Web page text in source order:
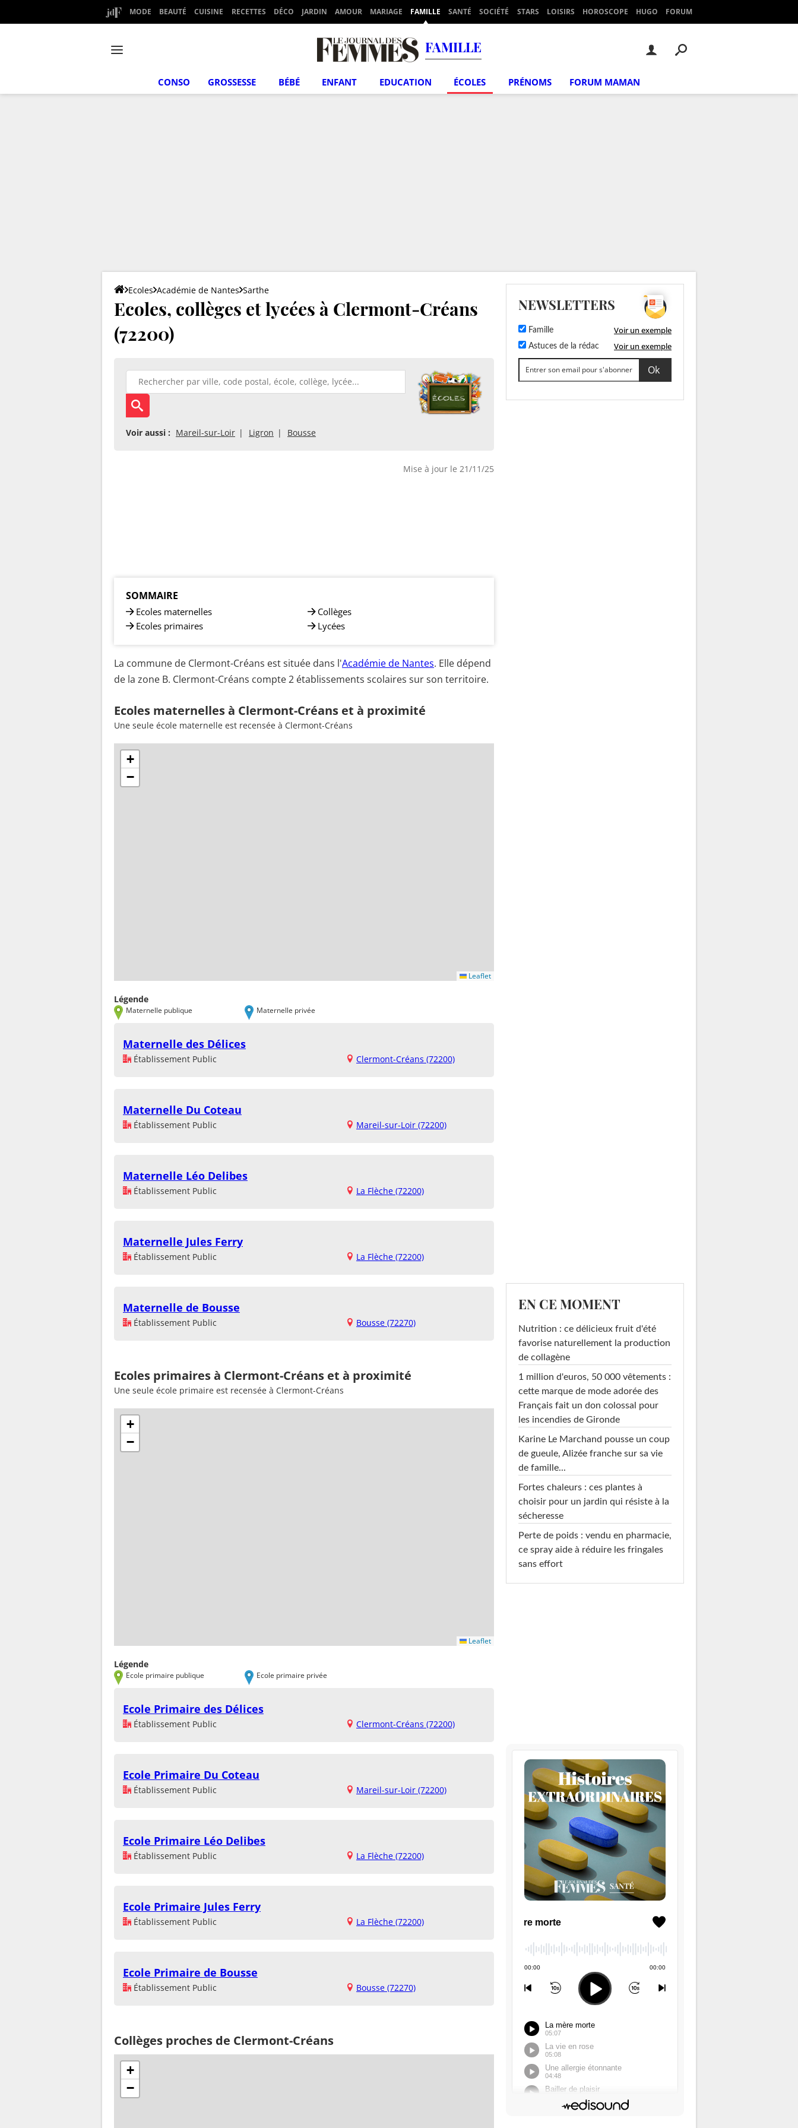
MODE BEAUTÉ CUISINE RECETTES DÉCO JARDIN AMOUR MARIAGE FAMILLE SANTÉ SOCIÉTÉ STARS LOISIRS HOROSCOPE HUGO FORUM
FAMILLE
CONSO GROSSESSE BÉBÉ ENFANT EDUCATION ÉCOLES PRÉNOMS FORUM MAMAN
Ecoles Académie de Nantes Sarthe
Ecoles, collèges et lycées à Clermont-Créans
(72200)
Voir aussi : Mareil-sur-Loir Ligron Bousse
Mise à jour le 21/11/25
SOMMAIRE
Ecoles maternelles
Ecoles primaires
Collèges
Lycées
La commune de Clermont-Créans est située dans l'Académie de Nantes. Elle dépend
de la zone B. Clermont-Créans compte 2 établissements scolaires sur son territoire.
Ecoles maternelles à Clermont-Créans et à proximité
Une seule école maternelle est recensée à Clermont-Créans
+
−
Leaflet
Légende
Maternelle publique Maternelle privée
Maternelle des Délices
Établissement Public Clermont-Créans (72200)
Maternelle Du Coteau
Établissement Public Mareil-sur-Loir (72200)
Maternelle Léo Delibes
Établissement Public La Flèche (72200)
Maternelle Jules Ferry
Établissement Public La Flèche (72200)
Maternelle de Bousse
Établissement Public Bousse (72270)
Ecoles primaires à Clermont-Créans et à proximité
Une seule école primaire est recensée à Clermont-Créans
+
−
Leaflet
Légende
Ecole primaire publique Ecole primaire privée
Ecole Primaire des Délices
Établissement Public Clermont-Créans (72200)
Ecole Primaire Du Coteau
Établissement Public Mareil-sur-Loir (72200)
Ecole Primaire Léo Delibes
Établissement Public La Flèche (72200)
Ecole Primaire Jules Ferry
Établissement Public La Flèche (72200)
Ecole Primaire de Bousse
Établissement Public Bousse (72270)
Collèges proches de Clermont-Créans
+
−
NEWSLETTERS
Famille Voir un exemple
Astuces de la rédac Voir un exemple
EN CE MOMENT
Nutrition : ce délicieux fruit d'été
favorise naturellement la production
de collagène
1 million d'euros, 50 000 vêtements :
cette marque de mode adorée des
Français fait un don colossal pour
les incendies de Gironde
Karine Le Marchand pousse un coup
de gueule, Alizée franche sur sa vie
de famille...
Fortes chaleurs : ces plantes à
choisir pour un jardin qui résiste à la
sécheresse
Perte de poids : vendu en pharmacie,
ce spray aide à réduire les fringales
sans effort